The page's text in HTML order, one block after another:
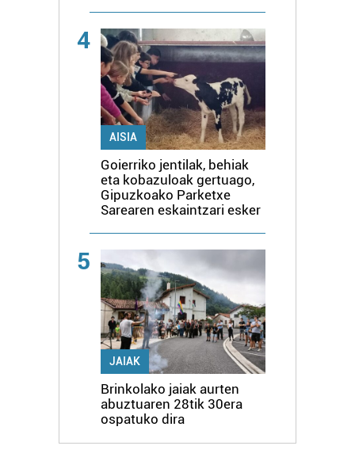
4
AISIA
Goierriko jentilak, behiak
eta kobazuloak gertuago,
Gipuzkoako Parketxe
Sarearen eskaintzari esker
5
JAIAK
Brinkolako jaiak aurten
abuztuaren 28tik 30era
ospatuko dira